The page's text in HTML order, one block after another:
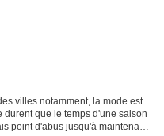
villes notamment, la mode est
que le temps d'une saison
point d'abus jusqu'à maintenant.